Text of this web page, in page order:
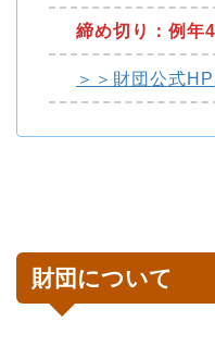
締め切り：例年
＞＞財団公式
財団について